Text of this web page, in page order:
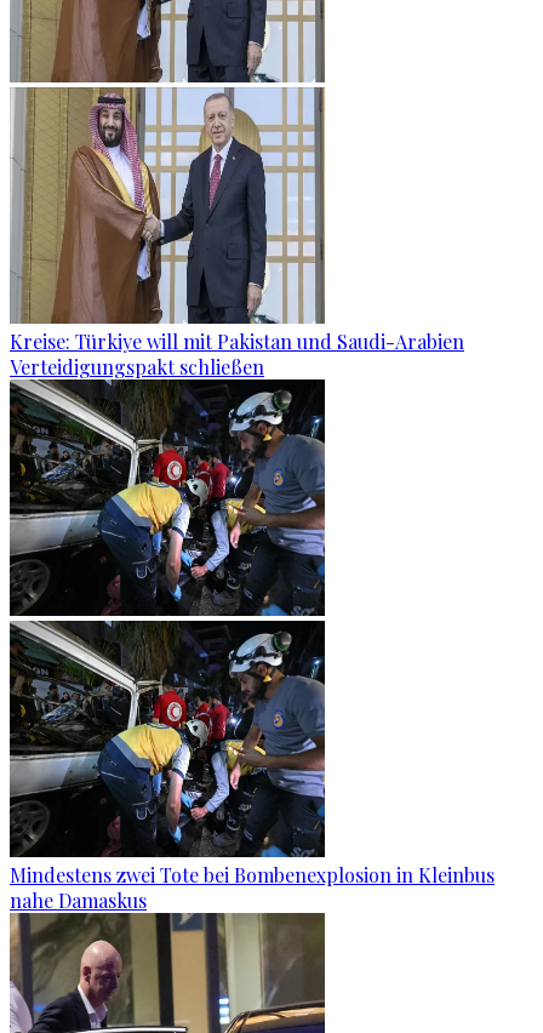
Kreise: Türkiye will mit Pakistan und Saudi-Arabien
Verteidigungspakt schließen
Mindestens zwei Tote bei Bombenexplosion in Kleinbus
nahe Damaskus